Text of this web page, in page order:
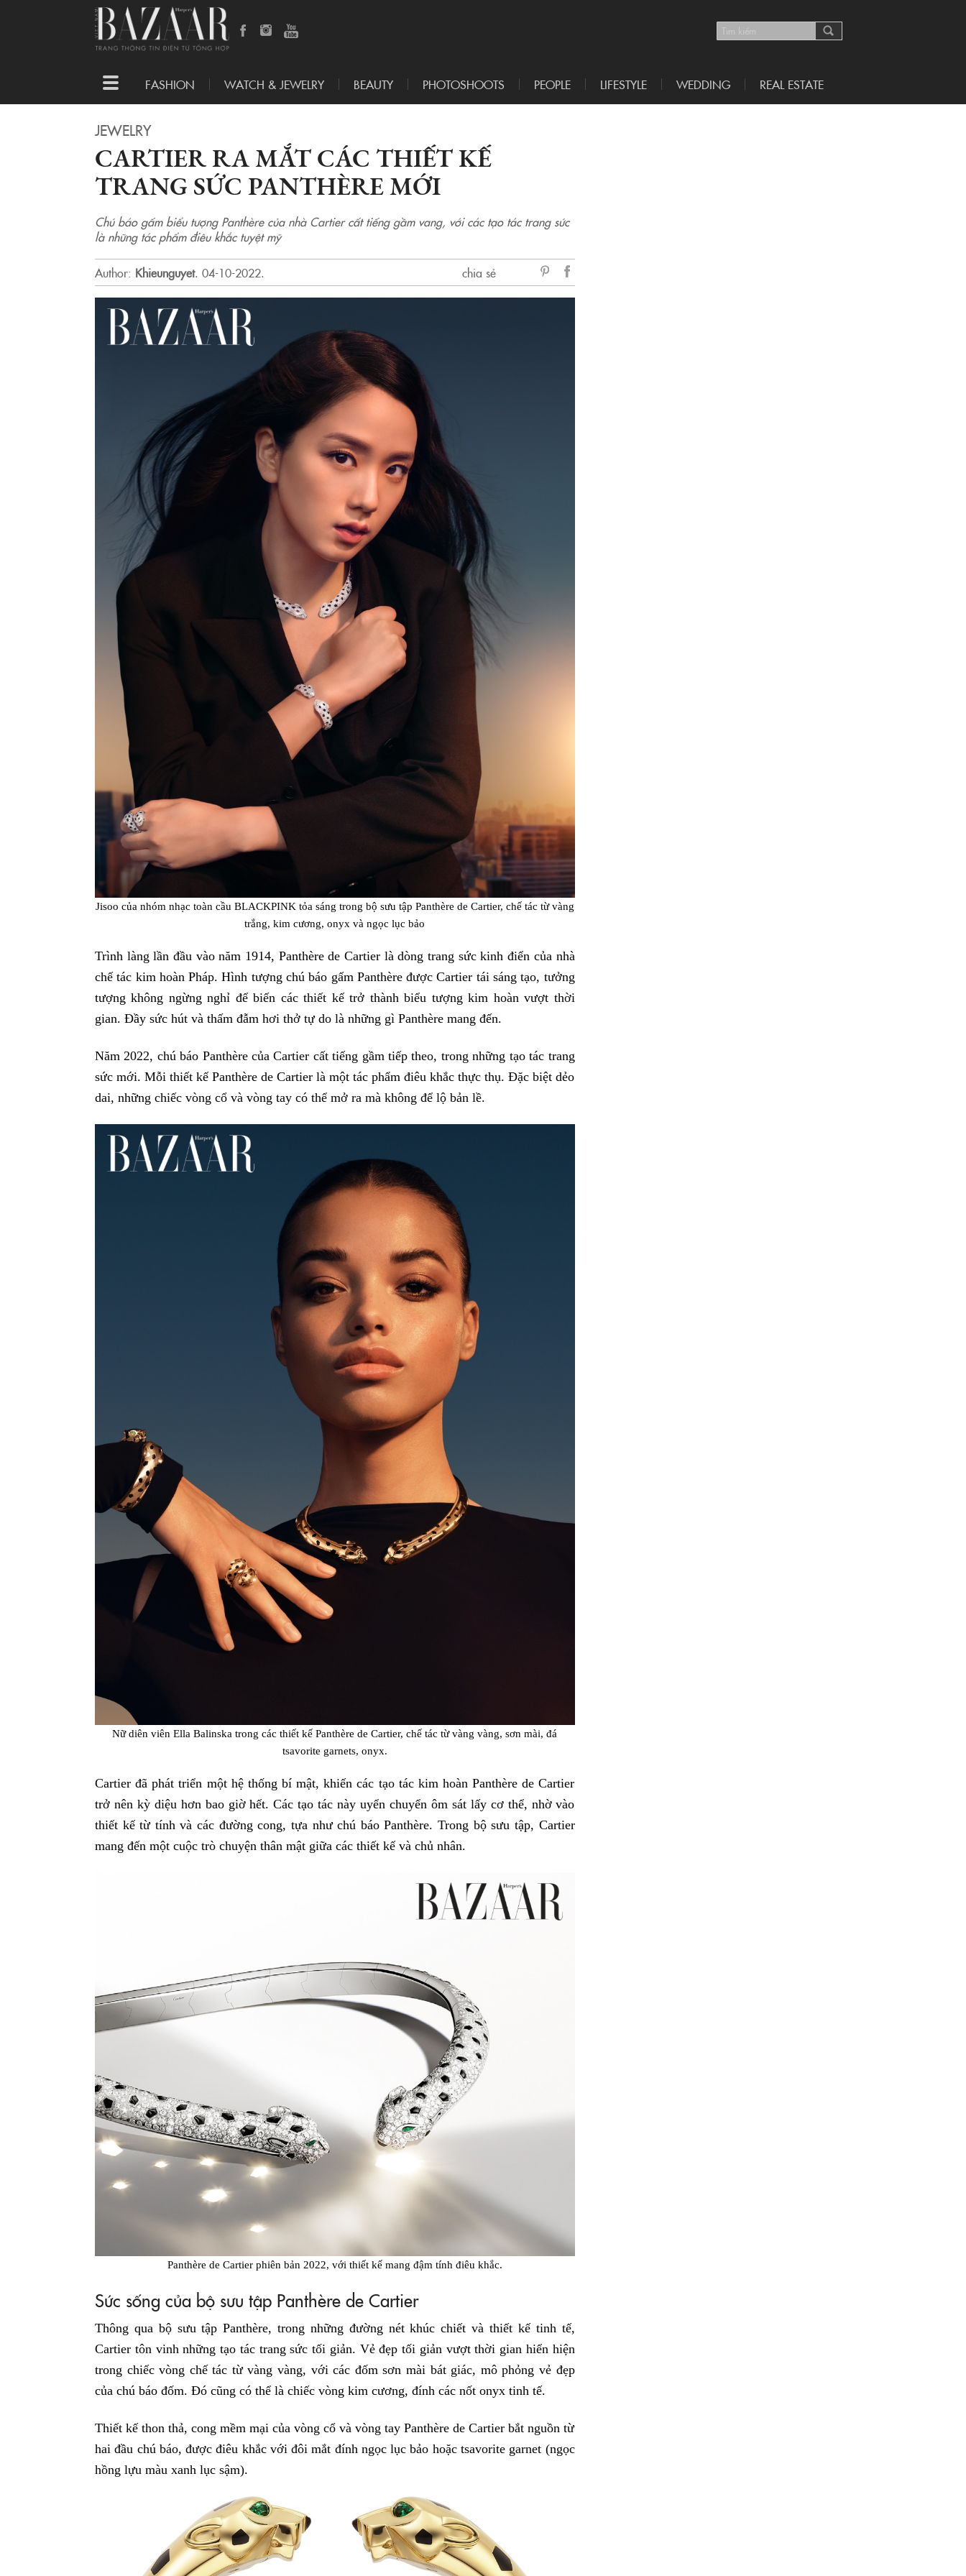
Toggle
navigation
FASHION WATCH & JEWELRY BEAUTY PHOTOSHOOTS PEOPLE LIFESTYLE WEDDING REAL ESTATE
JEWELRY
CARTIER RA MẮT CÁC THIẾT KẾ
TRANG SỨC PANTHÈRE MỚI
Chú báo gấm biểu tượng Panthère của nhà Cartier cất tiếng gầm vang, với các tạo tác trang sức
là những tác phẩm điêu khắc tuyệt mỹ
Author: Khieunguyet. 04-10-2022.
chia sẻ
Jisoo của nhóm nhạc toàn cầu BLACKPINK tỏa sáng trong bộ sưu tập Panthère de Cartier, chế tác từ vàng
trắng, kim cương, onyx và ngọc lục bảo
Trình làng lần đầu vào năm 1914, Panthère de Cartier là dòng trang sức kinh điển của nhà
chế tác kim hoàn Pháp. Hình tượng chú báo gấm Panthère được Cartier tái sáng tạo, tưởng
tượng không ngừng nghỉ để biến các thiết kế trở thành biểu tượng kim hoàn vượt thời
gian. Đầy sức hút và thấm đẫm hơi thở tự do là những gì Panthère mang đến.
Năm 2022, chú báo Panthère của Cartier cất tiếng gầm tiếp theo, trong những tạo tác trang
sức mới. Mỗi thiết kế Panthère de Cartier là một tác phẩm điêu khắc thực thụ. Đặc biệt dẻo
dai, những chiếc vòng cổ và vòng tay có thể mở ra mà không để lộ bản lề.
Nữ diên viên Ella Balinska trong các thiết kế Panthère de Cartier, chế tác từ vàng vàng, sơn mài, đá
tsavorite garnets, onyx.
Cartier đã phát triển một hệ thống bí mật, khiến các tạo tác kim hoàn Panthère de Cartier
trở nên kỳ diệu hơn bao giờ hết. Các tạo tác này uyển chuyển ôm sát lấy cơ thể, nhờ vào
thiết kế từ tính và các đường cong, tựa như chú báo Panthère. Trong bộ sưu tập, Cartier
mang đến một cuộc trò chuyện thân mật giữa các thiết kế và chủ nhân.
Panthère de Cartier phiên bản 2022, với thiết kế mang đậm tính điêu khắc.
Sức sống của bộ sưu tập Panthère de Cartier
Thông qua bộ sưu tập Panthère, trong những đường nét khúc chiết và thiết kế tinh tế,
Cartier tôn vinh những tạo tác trang sức tối giản. Vẻ đẹp tối giản vượt thời gian hiển hiện
trong chiếc vòng chế tác từ vàng vàng, với các đốm sơn mài bát giác, mô phỏng vẻ đẹp
của chú báo đốm. Đó cũng có thể là chiếc vòng kim cương, đính các nốt onyx tinh tế.
Thiết kế thon thả, cong mềm mại của vòng cổ và vòng tay Panthère de Cartier bắt nguồn từ
hai đầu chú báo, được điêu khắc với đôi mắt đính ngọc lục bảo hoặc tsavorite garnet (ngọc
hồng lựu màu xanh lục sậm).